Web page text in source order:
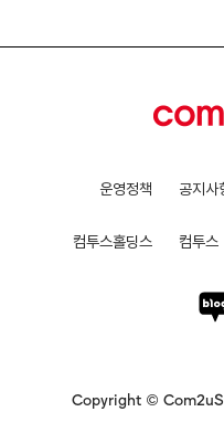
운영정책 공지사
컴투스홀딩스 컴투스
Copyright ©